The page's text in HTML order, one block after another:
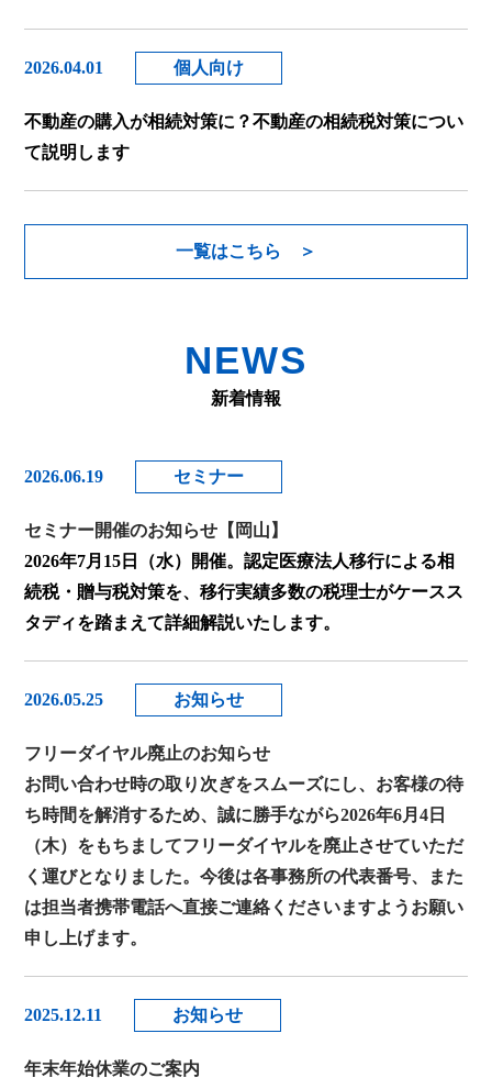
2026.04.01 個人向け
不動産の購入が相続対策に？不動産の相続税対策につい
て説明します
一覧はこちら
NEWS
新着情報
2026.06.19 セミナー
セミナー開催のお知らせ【岡山】
2026年7月15日（水）開催。認定医療法人移行による相
続税・贈与税対策を、移行実績多数の税理士がケースス
タディを踏まえて詳細解説いたします。
2026.05.25 お知らせ
フリーダイヤル廃止のお知らせ
お問い合わせ時の取り次ぎをスムーズにし、お客様の待
ち時間を解消するため、誠に勝手ながら2026年6月4日
（木）をもちましてフリーダイヤルを廃止させていただ
く運びとなりました。今後は各事務所の代表番号、また
は担当者携帯電話へ直接ご連絡くださいますようお願い
申し上げます。
2025.12.11 お知らせ
年末年始休業のご案内